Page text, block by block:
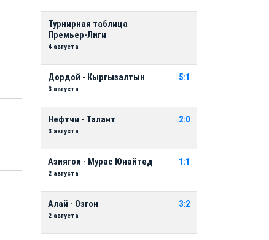
Турнирная таблица
Премьер-Лиги
4 августа
Дордой - Кыргызалтын
3 августа
5:1
Нефтчи - Талант
3 августа
2:0
Азиягол - Мурас Юнайтед
2 августа
1:1
Алай - Озгон
2 августа
3:2